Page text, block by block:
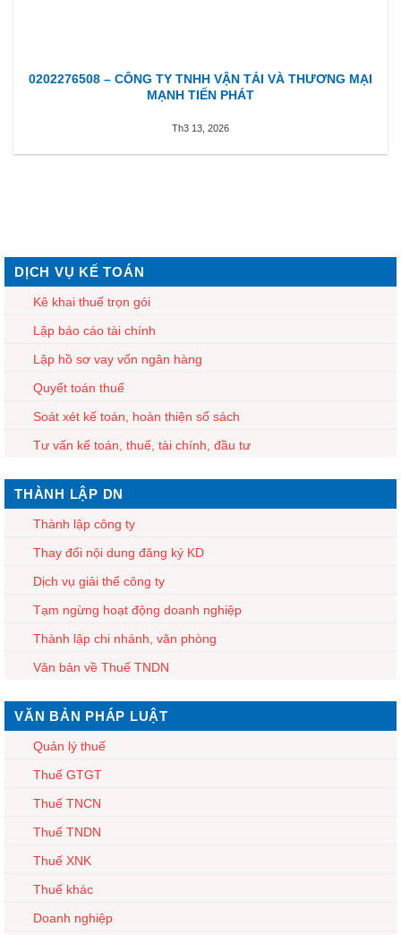
0202276508 – CÔNG TY TNHH VẬN TẢI VÀ THƯƠNG MẠI
MẠNH TIẾN PHÁT
Th3 13, 2026
DỊCH VỤ KẾ TOÁN
Kê khai thuế trọn gói
Lập báo cáo tài chính
Lập hồ sơ vay vốn ngân hàng
Quyết toán thuế
Soát xét kế toán, hoàn thiện sổ sách
Tư vấn kế toán, thuế, tài chính, đầu tư
THÀNH LẬP DN
Thành lập công ty
Thay đổi nội dung đăng ký KD
Dịch vụ giải thể công ty
Tạm ngừng hoạt động doanh nghiệp
Thành lập chi nhánh, văn phòng
Văn bản về Thuế TNDN
VĂN BẢN PHÁP LUẬT
Quản lý thuế
Thuế GTGT
Thuế TNCN
Thuế TNDN
Thuế XNK
Thuế khác
Doanh nghiệp